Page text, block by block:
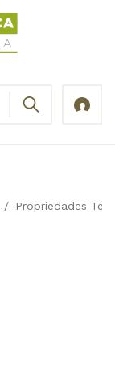
/ Propriedades